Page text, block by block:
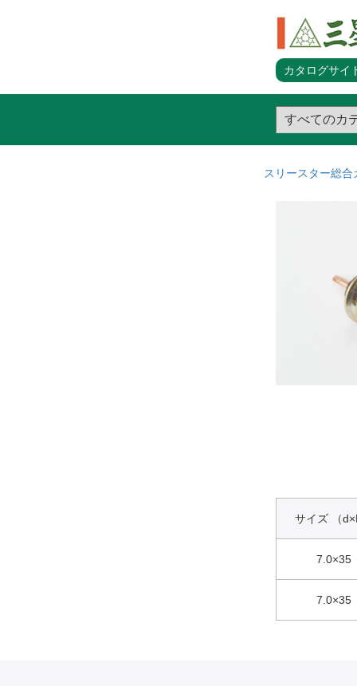
カタログサイ
スリースター総合
サイズ （
7.0×35
7.0×35